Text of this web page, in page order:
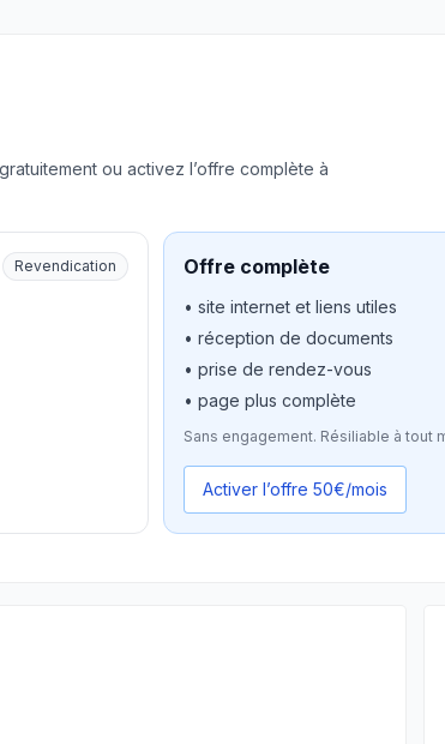
ou activez l’offre complète à
Revendication Offre complète
• site internet et liens utiles
• réception de documents
• prise de rendez-vous
• page plus complète
Sans engagement. Résiliable à tout
Activer l’offre 50€/mois